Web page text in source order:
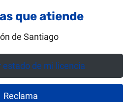
que atiende
de Santiago
estado de mi licencia
Reclama